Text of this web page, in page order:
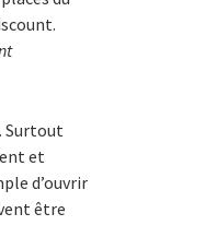
Surtout
et
d’ouvrir
être